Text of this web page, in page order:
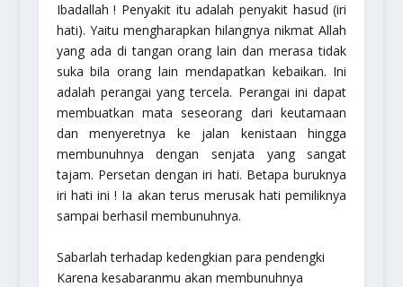
Ibadallah ! Penyakit itu adalah penyakit hasud (iri
hati). Yaitu mengharapkan hilangnya nikmat Allah
yang ada di tangan orang lain dan merasa tidak
suka bila orang lain mendapatkan kebaikan. Ini
adalah perangai yang tercela. Perangai ini dapat
membuatkan mata seseorang dari keutamaan
dan menyeretnya ke jalan kenistaan hingga
membunuhnya dengan senjata yang sangat
tajam. Persetan dengan iri hati. Betapa buruknya
iri hati ini ! Ia akan terus merusak hati pemiliknya
sampai berhasil membunuhnya.
Sabarlah terhadap kedengkian para pendengki
Karena kesabaranmu akan membunuhnya